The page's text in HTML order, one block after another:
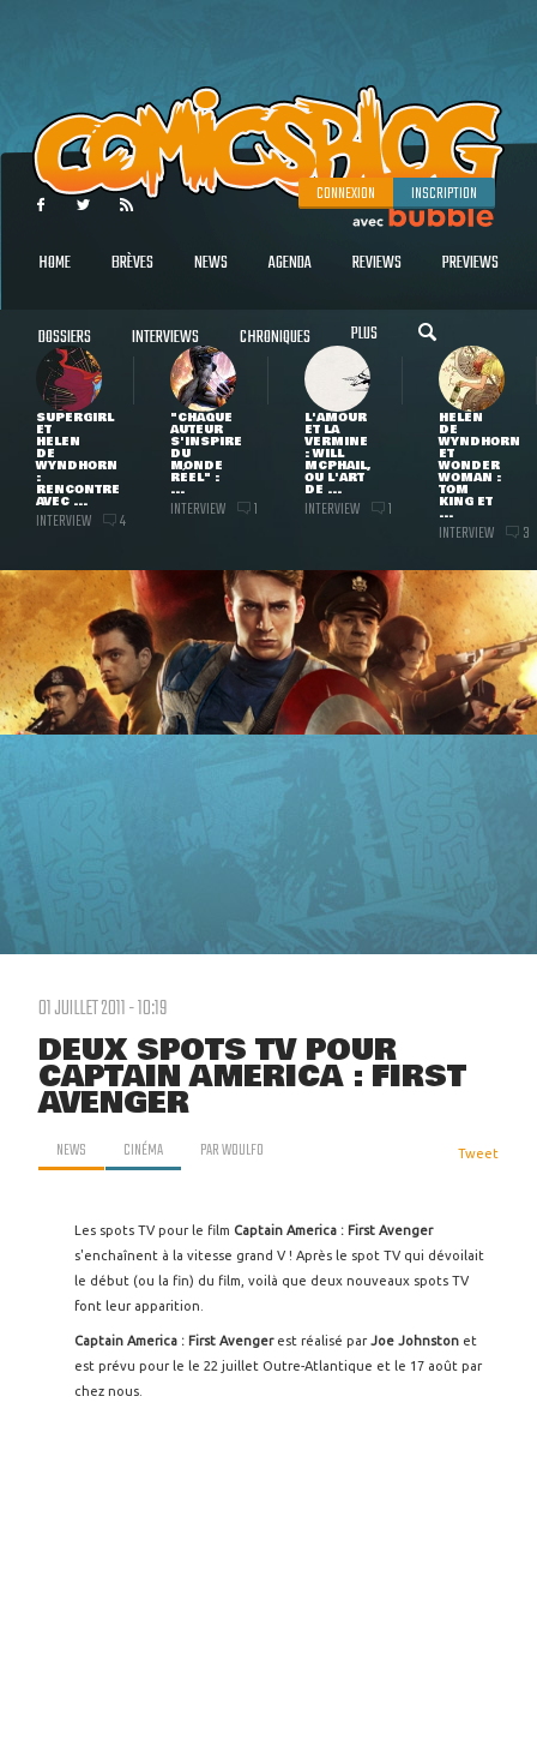
CONNEXION INSCRIPTION
HOME BRÈVES NEWS AGENDA REVIEWS PREVIEWS
DOSSIERS INTERVIEWS CHRONIQUES PLUS
SUPERGIRL
ET
HELEN
DE
WYNDHORN
:
RENCONTRE
AVEC ...
INTERVIEW 4
"CHAQUE
AUTEUR
S'INSPIRE
DU
MONDE
RÉEL" :
...
INTERVIEW 1
L'AMOUR
ET LA
VERMINE
: WILL
MCPHAIL,
OU L'ART
DE ...
INTERVIEW 1
HELEN
DE
WYNDHORN
ET
WONDER
WOMAN :
TOM
KING ET
...
INTERVIEW 3
01 JUILLET 2011 - 10:19
DEUX SPOTS TV POUR
CAPTAIN AMERICA : FIRST
AVENGER
NEWS CINÉMA PARWOULFO Tweet
Les spots TV pour le film Captain America : First Avenger
s'enchaînent à la vitesse grand V ! Après le spot TV qui dévoilait
le début (ou la fin) du film, voilà que deux nouveaux spots TV
font leur apparition.
Captain America : First Avengerest réalisé parJoe Johnston et
est prévu pour le le 22 juillet Outre-Atlantique et le 17 août par
chez nous.